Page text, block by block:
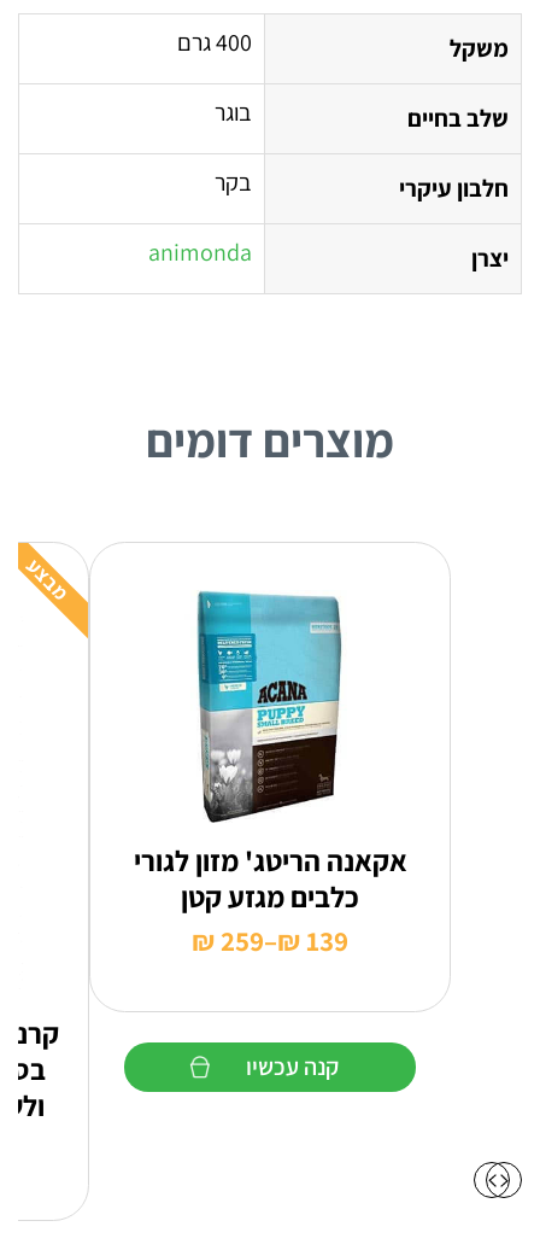
400
גרם
משקל 400 גרם
שלב בחיים בוגר
חלבון עיקרי בקר
יצרן animonda
מוצרים דומים
אקאנה הריטג' מזון לגורי
כלבים מגזע קטן
₪ 139
–
₪259
טווח
עד
⁦₪ 259⁩
קנה עכשיו
מבצע